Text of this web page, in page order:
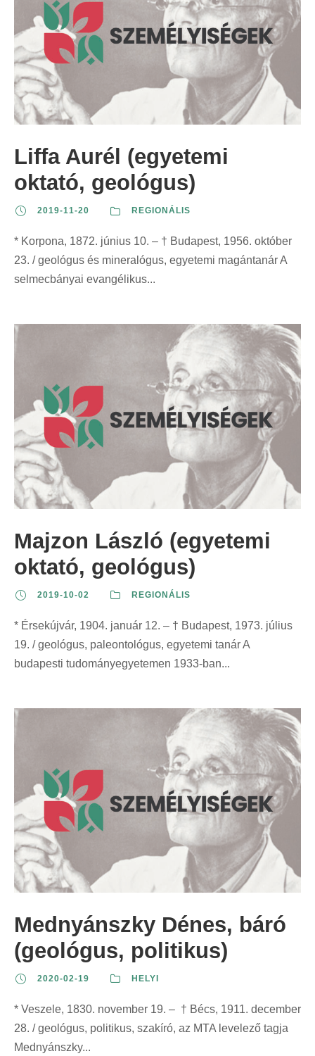
Liffa Aurél (egyetemi
oktató, geológus)
2019-11-20 REGIONÁLIS
* Korpona, 1872. június 10. – † Budapest, 1956. október
23. / geológus és mineralógus, egyetemi magántanár A
selmecbányai evangélikus...
Majzon László (egyetemi
oktató, geológus)
2019-10-02 REGIONÁLIS
* Érsekújvár, 1904. január 12. – † Budapest, 1973. július
19. / geológus, paleontológus, egyetemi tanár A
budapesti tudományegyetemen 1933-ban...
Mednyánszky Dénes, báró
(geológus, politikus)
2020-02-19 HELYI
* Veszele, 1830. november 19. – † Bécs, 1911. december
28. / geológus, politikus, szakíró, az MTA levelező tagja
Mednyánszky...